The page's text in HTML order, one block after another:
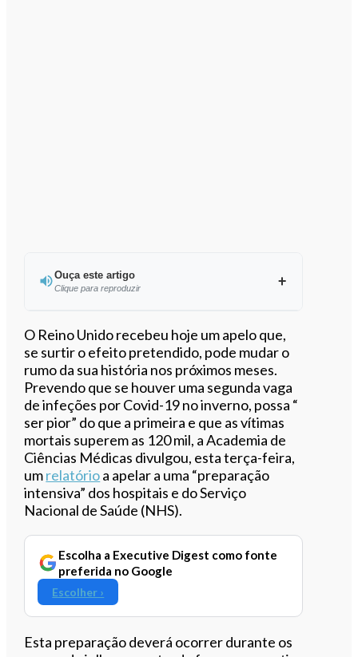
Ouça este artigo
Clique para reproduzir
Ouvir este artigo
O Reino Unido recebeu hoje um apelo que,
se surtir o efeito pretendido, pode mudar o
rumo da sua história nos próximos meses.
Prevendo que se houver uma segunda vaga
de infeções por Covid-19 no inverno, possa “​​
ser pior” do que a primeira e que as vítimas
mortais superem as 120 mil, a Academia de
Ciências Médicas divulgou, esta terça-feira,
umrelatórioa apelar a uma “preparação
intensiva” dos hospitais e do Serviço
Nacional de Saúde (NHS).
Escolha a Executive Digest como fonte
preferida no Google
Escolher ›
Esta preparação deverá ocorrer durante os